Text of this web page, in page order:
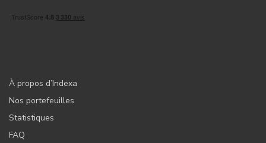
À propos d’Indexa
Nos portefeuilles
Statistiques
FAQ